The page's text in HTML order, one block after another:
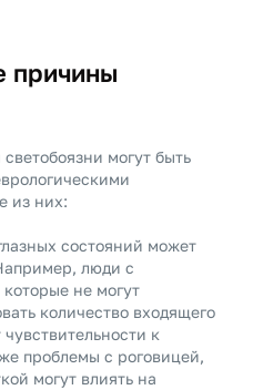
причины
могут быть
из них:
состояний может
люди с
не могут
количество входящего
чувствительности к
проблемы с роговицей,
могут влиять на